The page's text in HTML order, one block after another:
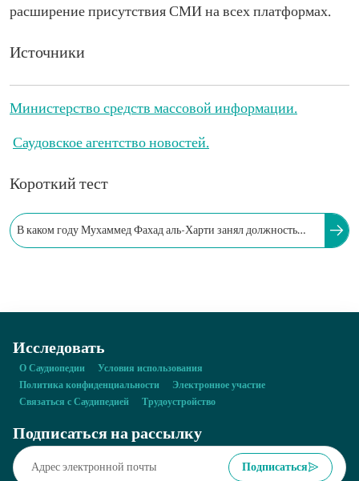
расширение присутствия СМИ на всех платформах.
Источники
Министерство средств массовой информации.
Саудовское агентство новостей.
Короткий тест
В каком году Мухаммед Фахад аль-Харти занял должность
Исследовать
О Саудиопедии
Условия использования
Политика конфиденциальности
Электронное участие
Связаться с Саудипедией
Трудоустройство
Подписаться на рассылку
Подписаться